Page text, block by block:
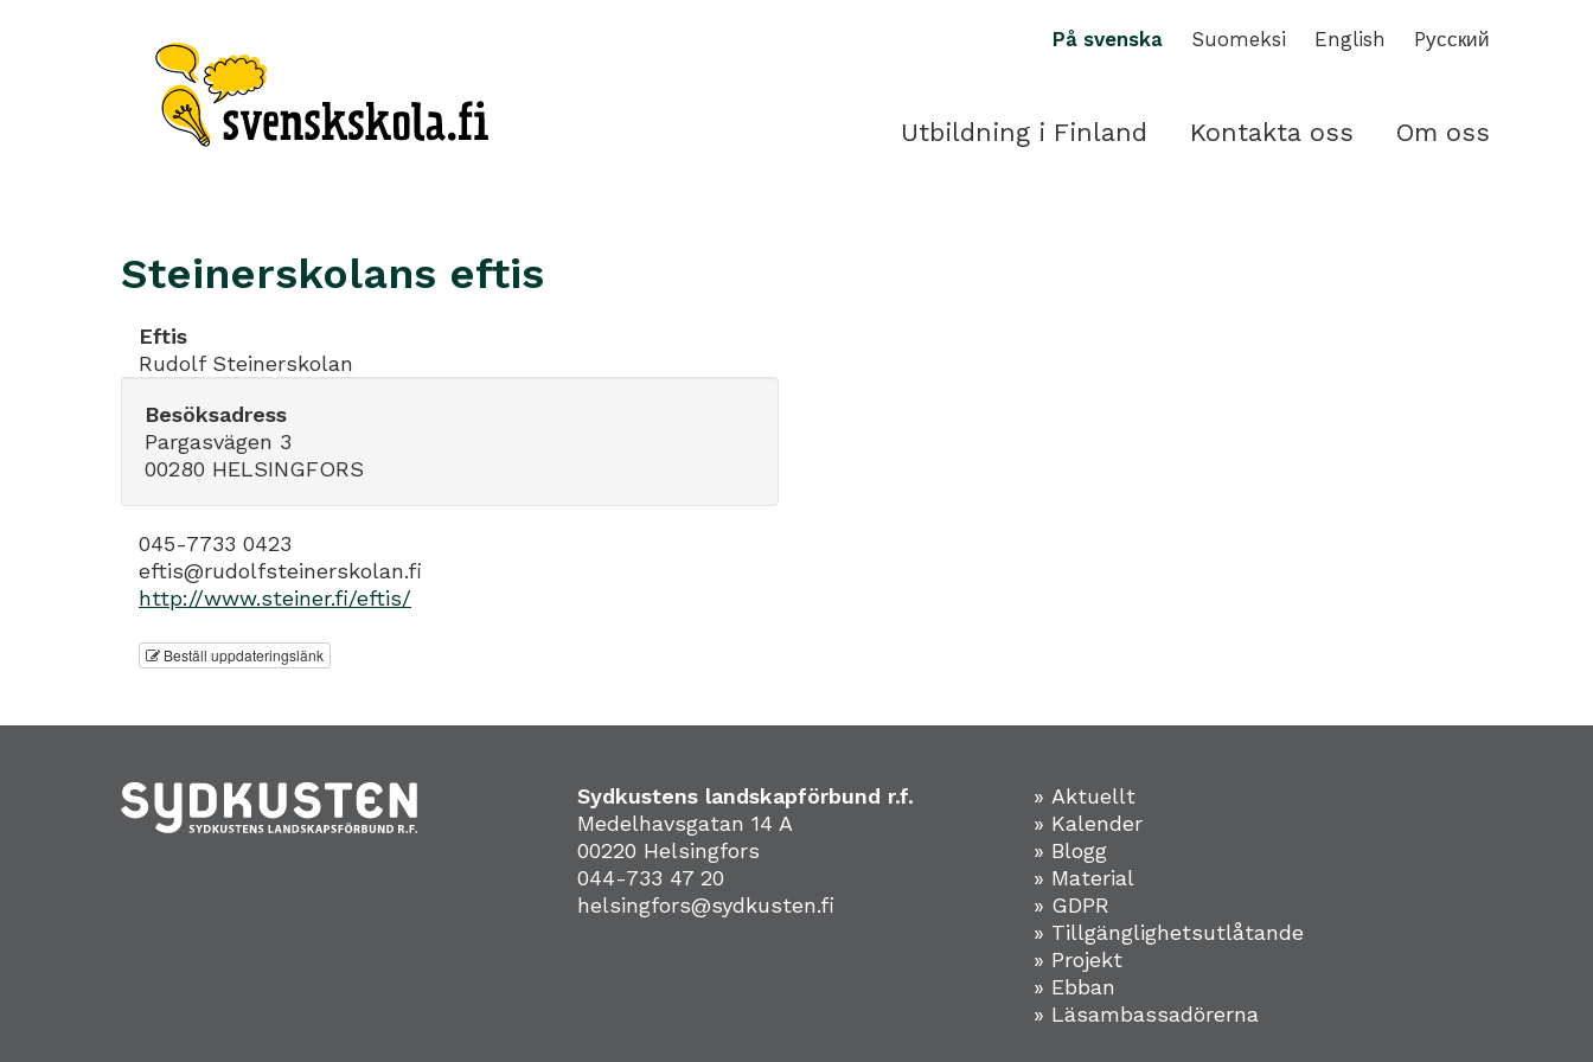
På svenska Suomeksi English Pусский
Utbildning i Finland Kontakta oss Om oss
Steinerskolans eftis
Eftis
Rudolf Steinerskolan
Besöksadress
Pargasvägen 3
00280 HELSINGFORS
045-7733 0423
eftis@rudolfsteinerskolan.fi
http://www.steiner.fi/eftis/
Beställ uppdateringslänk
Sydkustens landskapförbund r.f.
Medelhavsgatan 14 A
00220 Helsingfors
044-733 47 20
helsingfors@sydkusten.fi
» Aktuellt
» Kalender
» Blogg
» Material
» GDPR
» Tillgänglighetsutlåtande
» Projekt
» Ebban
» Läsambassadörerna